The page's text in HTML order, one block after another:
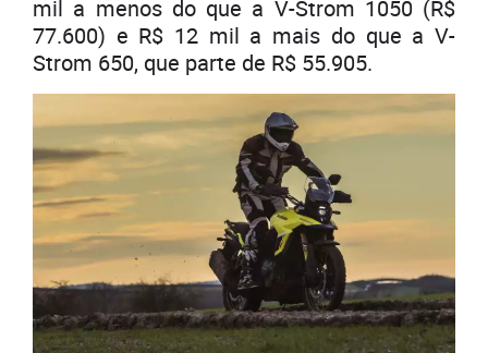
mil a menos do que a V-Strom 1050 (R$
77.600) e R$ 12 mil a mais do que a V-
Strom 650, que parte de R$ 55.905.